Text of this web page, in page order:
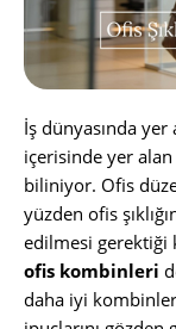
İş dünyasında
içerisinde yer alan
biliniyor. Ofis
yüzden ofis
edilmesi gerektiği
ofis kombinleri
daha iyi